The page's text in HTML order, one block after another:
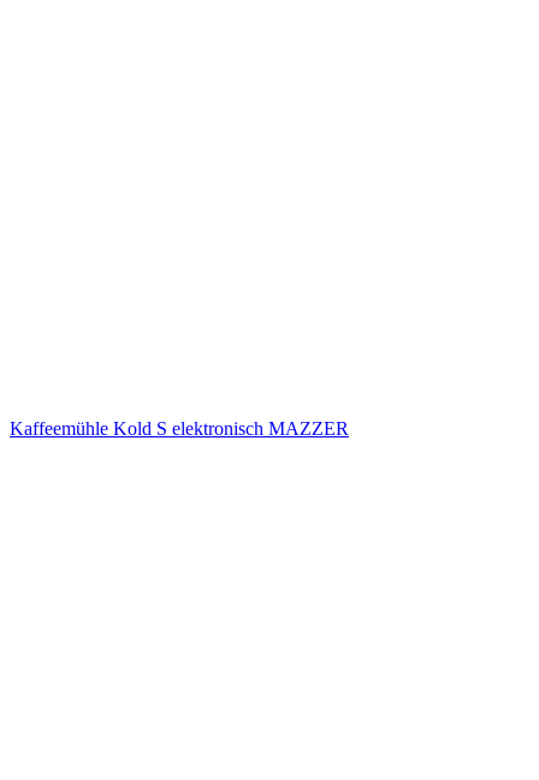
Kaffeemühle Kold S elektronisch MAZZER